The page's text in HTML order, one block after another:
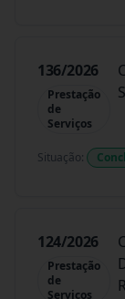
136/2026
Prestação
de
Serviços
Situação:
124/2026
Prestação
de
Serviços